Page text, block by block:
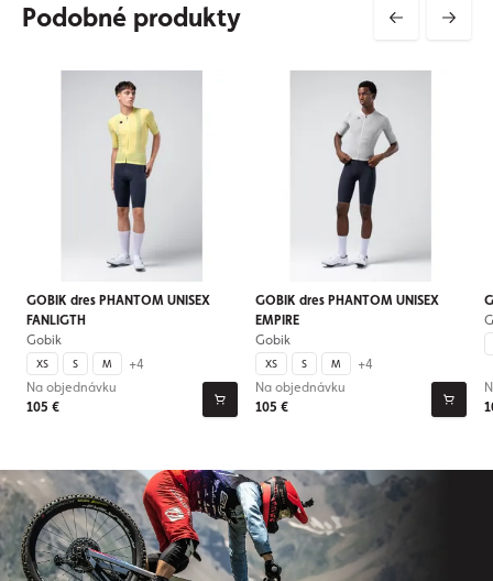
Podobné produkty
GOBIK dres PHANTOM UNISEX
FANLIGTH
Gobik
XS S M +4
105 €
Na objednávku
GOBIK dres PHANTOM UNISEX
EMPIRE
Gobik
XS S M +4
105 €
Na objednávku